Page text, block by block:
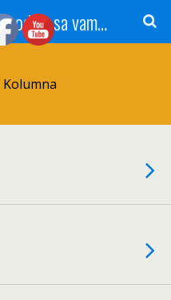
Radio Gradačac - 56 godina sa vama...
Kolumna